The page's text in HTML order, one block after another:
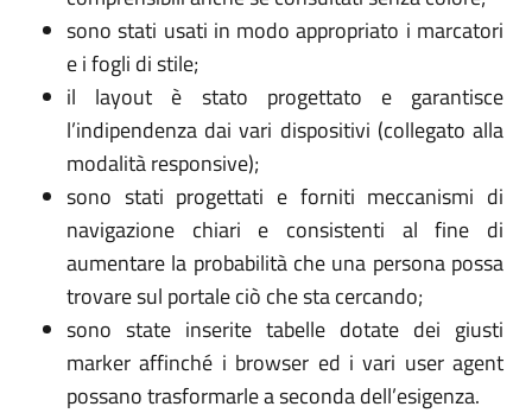
sono stati usati in modo appropriato i marcatori
e i fogli di stile;
il layout è stato progettato e garantisce
l’indipendenza dai vari dispositivi (collegato alla
modalità responsive);
sono stati progettati e forniti meccanismi di
navigazione chiari e consistenti al fine di
aumentare la probabilità che una persona possa
trovare sul portale ciò che sta cercando;
sono state inserite tabelle dotate dei giusti
marker affinché i browser ed i vari user agent
possano trasformarle a seconda dell’esigenza.